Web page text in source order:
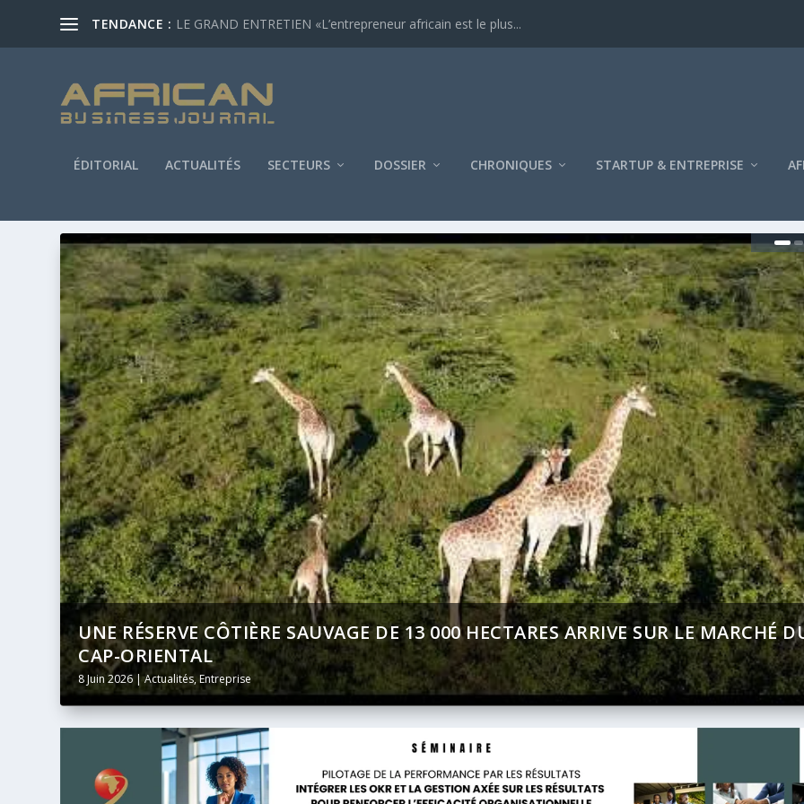
TENDANCE : LE GRAND ENTRETIEN «L’entrepreneur africain est le plus...
ÉDITORIAL ACTUALITÉS SECTEURS DOSSIER CHRONIQUES STARTUP & ENTREPRISE
BANQUE AFRICAINE DE DÉVELOPPEMENT (BAD) – ASSEMBLÉE ANNUELLES
DIFFUSION INTÉGRALE ET EN DIRECT SUR AFRICA 24
24 Mai 2026|Actualités,Entreprise